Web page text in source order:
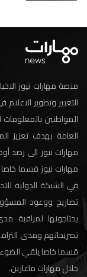
منصة مهارات نيوز
التعبير وتطوير
المواطنين
العامة بهدف تعزيز
مهارات نيوز الى رصد
تصاريح ووعود
يحتاجونها لمراقبة
تصريحاتهم ومدى
قسما خاصا يلقي الضوء
خلال مهارات ماغازين.